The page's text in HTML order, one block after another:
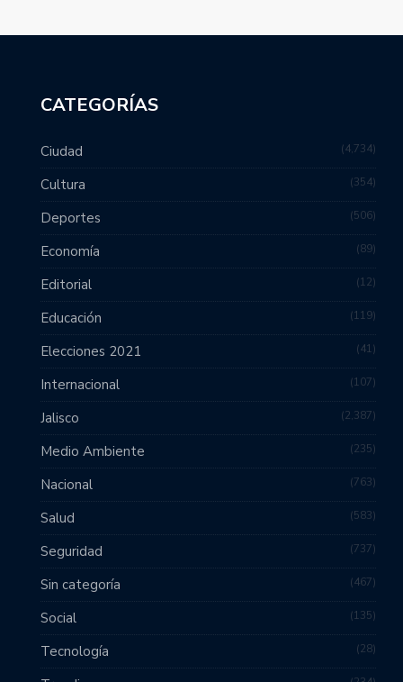
CATEGORÍAS
Ciudad 4,734
Cultura 354
Deportes 506
Economía 89
Editorial 12
Educación 119
Elecciones 2021 41
Internacional 107
Jalisco 2,387
Medio Ambiente 235
Nacional 763
Salud 583
Seguridad 737
Sin categoría 467
Social 135
Tecnología 28